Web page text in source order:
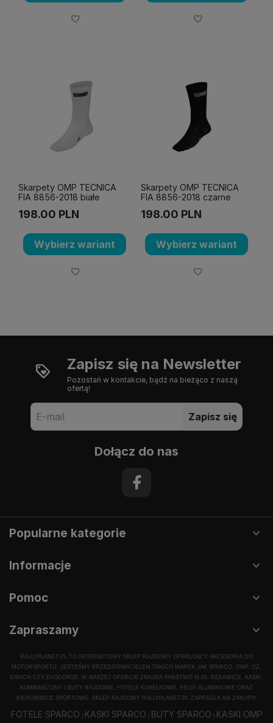
Skarpety OMP TECNICA
FIA 8856-2018 białe
198.00 PLN
Wybierz wariant
Skarpety OMP TECNICA
FIA 8856-2018 czarne
198.00 PLN
Wybierz wariant
Zapisz się na Newsletter
Pozostań w kontakcie, bądź na bieżąco z naszą
ofertą!
Zapisz się
Dołącz do nas
Popularne kategorie
Informacje
Pomoc
Zapraszamy
RALLYPLANET.PL TO INTERNETOWY SKLEP RAJDOWY OFERUJĄCY AKCESORIA DO
MOTORSPORTU. JESTEŚMY PRZEDSTAWICIELEM TAKICH MAREK JAK SPARCO, OMP, OZ,
EIBACH CZY EVOCORSE. W NASZEJ OFERCIE ZNAJDĄ PAŃSTWO M.IN. RĘKAWICE, KASKI,
KOMBINEZONY I BUTY RAJDOWE, FOTELE KUBEŁKOWE, FELGI ALUMINIOWE ORAZ
KIEROWNICE SPORTOWE. SKLEP RAJDOWY RALLYPLANET.PL ZAPRASZA NA ZAKUPY!
FOTELE SPARCO KASKI SPARCO BUTY SPARCO KASKI OMP